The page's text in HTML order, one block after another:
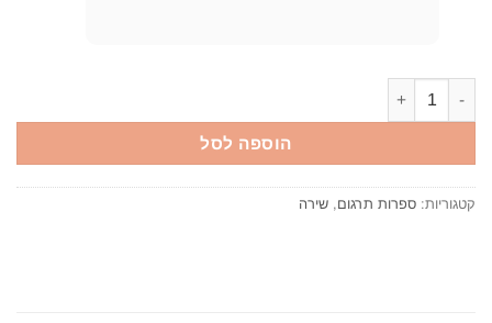
הוספה לסל
קטגוריות: ספרות תרגום, שירה